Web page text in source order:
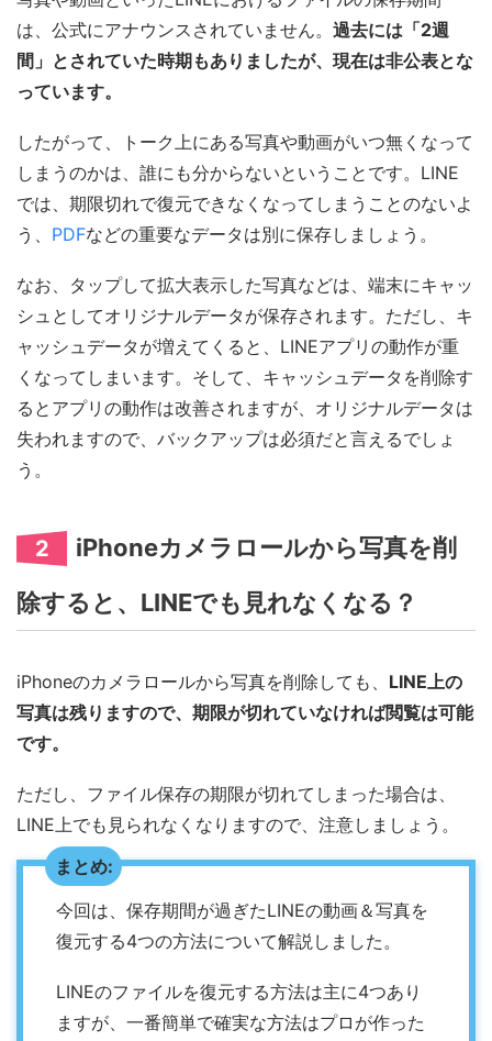
は、公式にアナウンスされていません。 過去には「2週
間」とされていた時期もありましたが、現在は非公表とな
っています。
したがって、トーク上にある写真や動画がいつ無くなって
しまうのかは、誰にも分からないということです。LINE
では、期限切れで復元できなくなってしまうことのないよ
う、 PDFなどの重要なデータは別に保存しましょう。
なお、タップして拡大表示した写真などは、端末にキャッ
シュとしてオリジナルデータが保存されます。ただし、キ
ャッシュデータが増えてくると、LINEアプリの動作が重
くなってしまいます。そして、キャッシュデータを削除す
るとアプリの動作は改善されますが、オリジナルデータは
失われますので、バックアップは必須だと言えるでしょ
う。
2
iPhoneカメラロールから写真を削
除すると、LINEでも見れなくなる？
iPhoneのカメラロールから写真を削除しても、 LINE上の
写真は残りますので、期限が切れていなければ閲覧は可能
です。
ただし、ファイル保存の期限が切れてしまった場合は、
LINE上でも見られなくなりますので、注意しましょう。
まとめ:
今回は、保存期間が過ぎたLINEの動画＆写真を
復元する4つの方法について解説しました。
LINEのファイルを復元する方法は主に4つあり
ますが、一番簡単で確実な方法はプロが作った